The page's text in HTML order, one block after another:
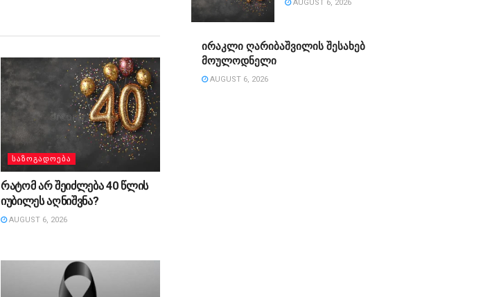
ᲡᲐᲖᲝᲒᲐᲓᲝᲔᲑᲐ
რატომ არ შეიძლება 40 წლის
იუბილეს აღნიშვნა?
AUGUST 6, 2026
AUGUST 6, 2026
ირაკლი ღარიბაშვილის შესახებ
მოულოდნელი
AUGUST 6, 2026